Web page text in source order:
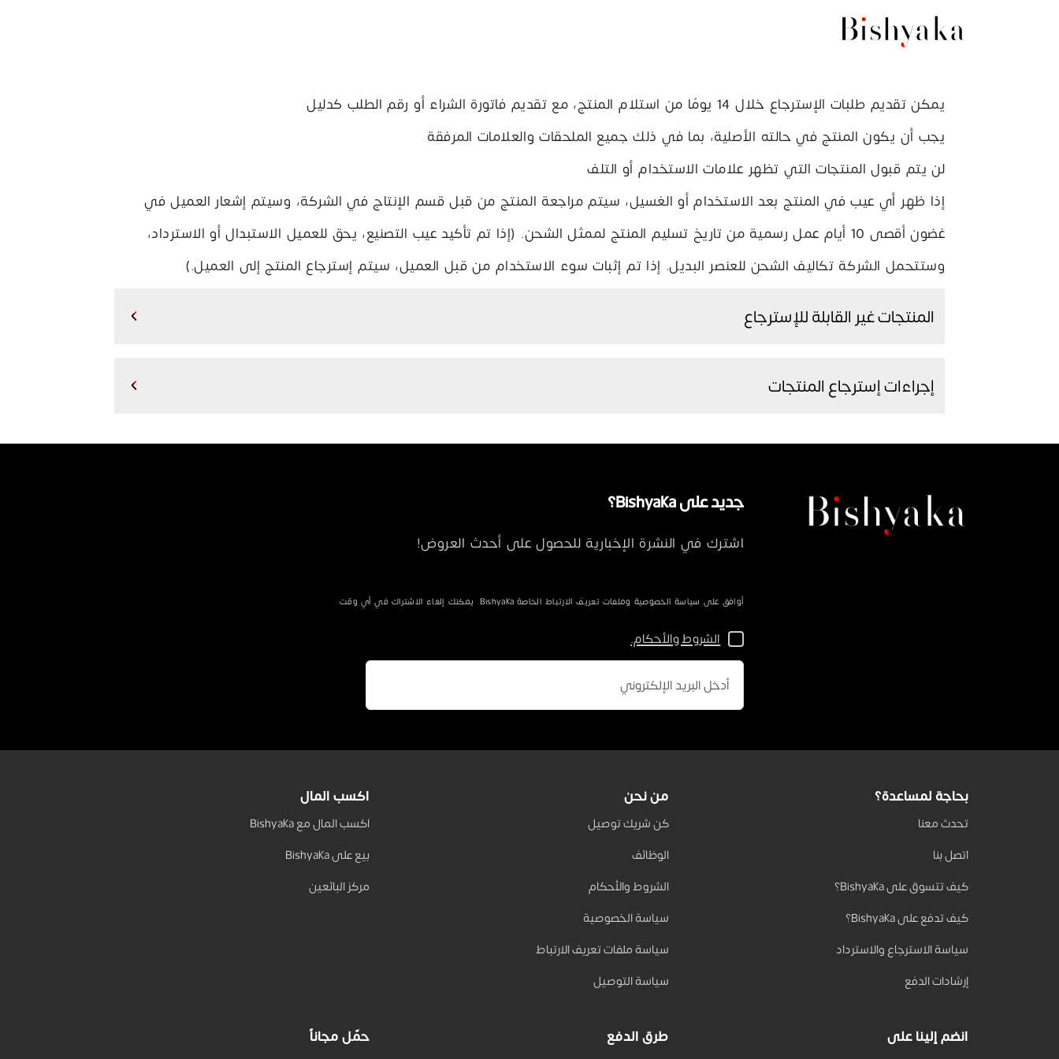
يمكن تقديم طلبات الإسترجاع خلال 14 يومًا من استلام المنتج، مع تقديم فاتورة الشراء أو رقم الطلب كدليل
يجب أن يكون المنتج في حالته الأصلية، بما في ذلك جميع الملحقات والعلامات المرفقة
لن يتم قبول المنتجات التي تظهر علامات الاستخدام أو التلف
إذا ظهر أي عيب في المنتج بعد الاستخدام أو الغسيل، سيتم مراجعة المنتج من قبل قسم الإنتاج في الشركة، وسيتم إشعار العميل في
غضون أقصى 10 أيام عمل رسمية من تاريخ تسليم المنتج لممثل الشحن. (إذا تم تأكيد عيب التصنيع، يحق للعميل الاستبدال أو الاسترداد،
وستتحمل الشركة تكاليف الشحن للعنصر البديل. إذا تم إثبات سوء الاستخدام من قبل العميل، سيتم إسترجاع المنتج إلى العميل.)
المنتجات غير القابلة للإسترجاع
إجراءات إسترجاع المنتجات
جديد على Bishyaka؟
اشترك في النشرة الإخبارية للحصول على أحدث العروض!
أوافق على سياسة الخصوصية وملفات تعريف الارتباط الخاصة Bishyaka. يمكنك إلغاء الاشتراك في أي وقت.
الشروط والأحكام.
بحاجة لمساعدة؟
تحدث معنا
اتصل بنا
كيف تتسوق على Bishyaka؟
كيف تدفع على Bishyaka؟
سياسة الاسترجاع والاسترداد
إرشادات الدفع
من نحن
كن شريك توصيل
الوظائف
الشروط والأحكام
سياسة الخصوصية
سياسة ملفات تعريف الارتباط
سياسة التوصيل
اكسب المال
اكسب المال مع Bishyaka
بيع على Bishyaka
مركز البائعين
انضم إلينا على طرق الدفع حمّل مجاناً